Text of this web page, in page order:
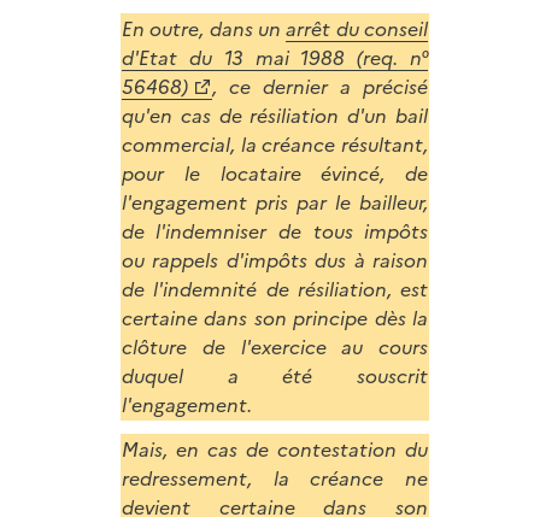
En outre, dans unarrêt du conseil
d'Etat du 13 mai 1988 (req. n°
56468)
, ce dernier a précisé
qu'en cas de résiliation d'un bail
commercial, la créance résultant,
pour le locataire évincé, de
l'engagement pris par le bailleur,
de l'indemniser de tous impôts
ou rappels d'impôts dus à raison
de l'indemnité de résiliation, est
certaine dans son principe dès la
clôture de l'exercice au cours
duquel a été souscrit
l'engagement.
Mais, en cas de contestation du
redressement, la créance ne
devient certaine dans son